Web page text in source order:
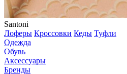
Santoni
Лоферы Кроссовки Кеды Туфли
Одежда
Обувь
Аксессуары
Бренды